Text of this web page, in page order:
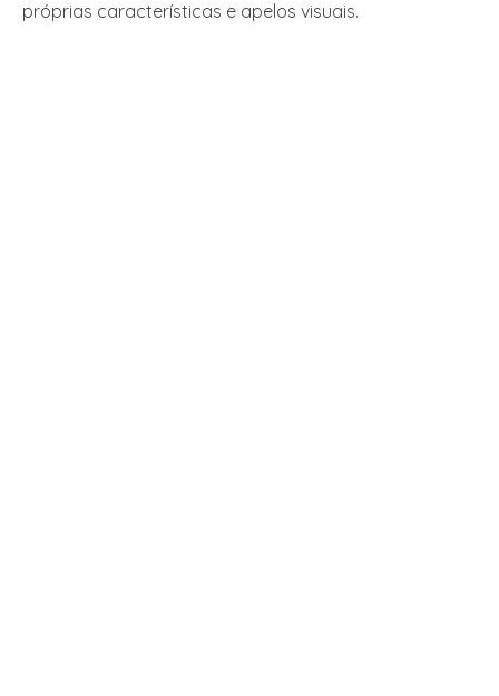
próprias características e apelos visuais.